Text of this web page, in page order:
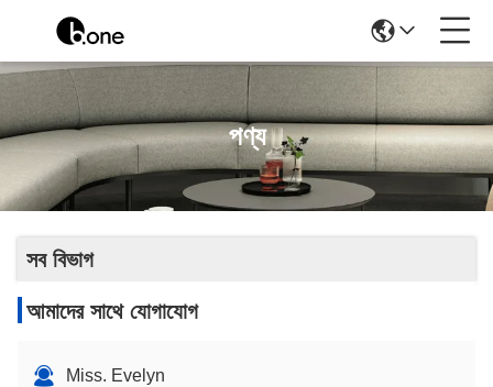
পণ্য
সব বিভাগ
আমাদের সাথে যোগাযোগ
Miss. Evelyn